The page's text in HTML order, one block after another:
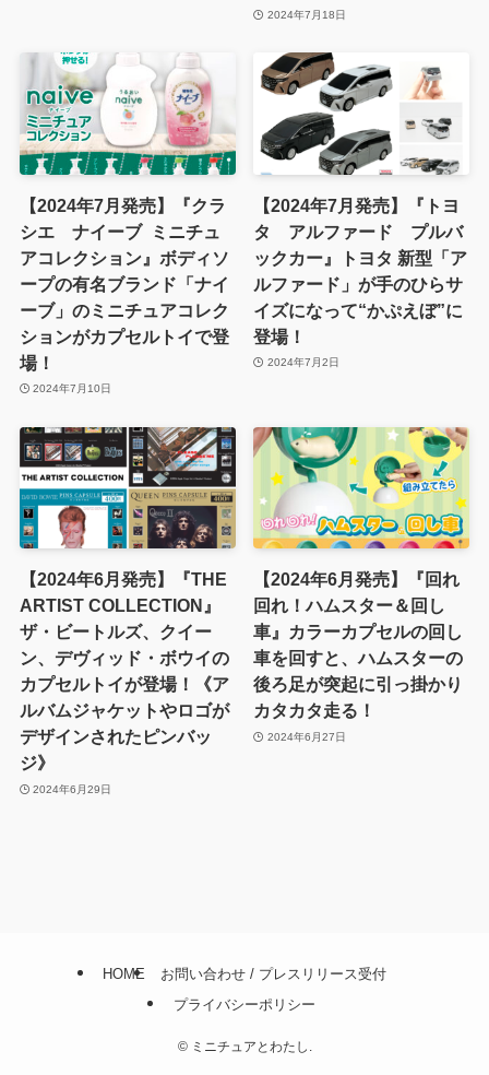
2024年7月18日
【2024年7月発売】『クラ
シエ ナイーブ ミニチュ
アコレクション』ボディソ
ープの有名ブランド「ナイ
ーブ」のミニチュアコレク
ションがカプセルトイで登
場！
2024年7月10日
【2024年7月発売】『トヨ
タ アルファード プルバ
ックカー』トヨタ 新型「ア
ルファード」が手のひらサ
イズになって“かぷえぼ”に
登場！
2024年7月2日
【2024年6月発売】『THE
ARTIST COLLECTION』
ザ・ビートルズ、クイー
ン、デヴィッド・ボウイの
カプセルトイが登場！《ア
ルバムジャケットやロゴが
デザインされたピンバッ
ジ》
2024年6月29日
【2024年6月発売】『回れ
回れ！ハムスター＆回し
車』カラーカプセルの回し
車を回すと、ハムスターの
後ろ足が突起に引っ掛かり
カタカタ走る！
2024年6月27日
HOME
お問い合わせ / プレスリリース受付
プライバシーポリシー
©ミニチュアとわたし.